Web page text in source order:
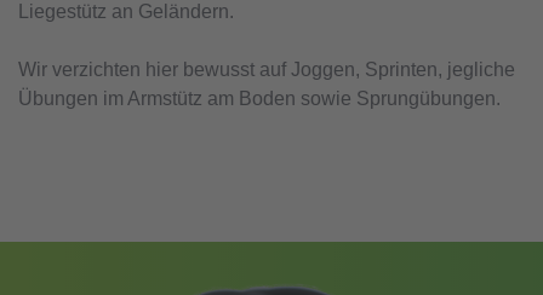
Liegestütz an Geländern.
Wir verzichten hier bewusst auf Joggen, Sprinten, jegliche
Übungen im Armstütz am Boden sowie Sprungübungen.